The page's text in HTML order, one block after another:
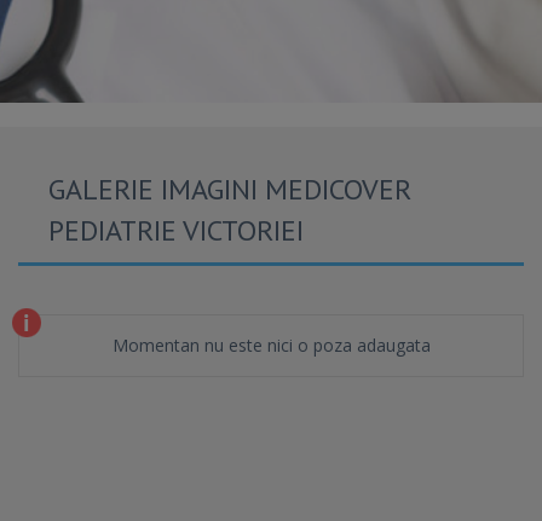
GALERIE IMAGINI MEDICOVER
PEDIATRIE VICTORIEI
Momentan nu este nici o poza adaugata